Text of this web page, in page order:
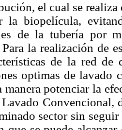
el cual se
la biopelícula,
de la tubería por
Para la realización de
de la red
optimas de lavado
manera potenciar la
Convencional,
sector sin